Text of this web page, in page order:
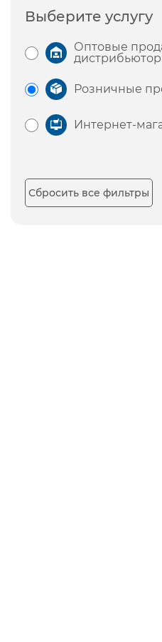
Выберите услугу
Оптовые
Розничные
Интернет-
Сбросить все фильтры